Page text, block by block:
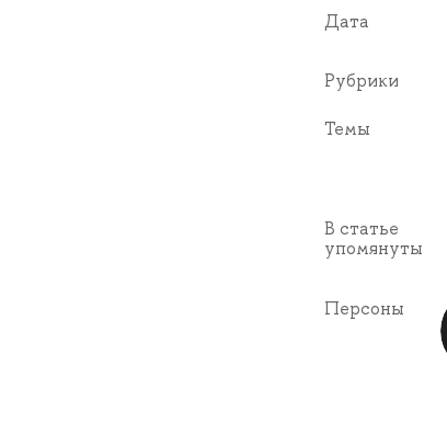
Дата
Рубрики
Темы
В статье
упомянуты
Персоны